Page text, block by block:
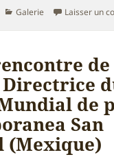
Catégories
Galerie Laisser un
de
Directrice
de
San
(Mexique)